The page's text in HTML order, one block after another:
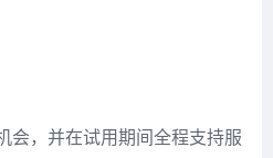
会，并在试用期间全程支持服